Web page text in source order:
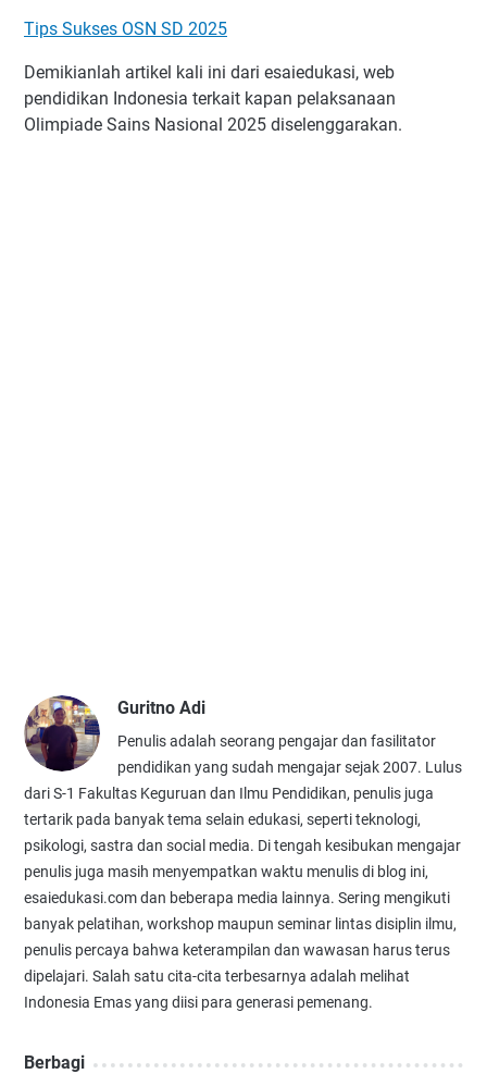
Tips Sukses OSN SD 2025
Demikianlah artikel kali ini dari esaiedukasi, web
pendidikan Indonesia terkait kapan pelaksanaan
Olimpiade Sains Nasional 2025 diselenggarakan.
Guritno Adi
Penulis adalah seorang pengajar dan fasilitator
pendidikan yang sudah mengajar sejak 2007. Lulus
dari S-1 Fakultas Keguruan dan Ilmu Pendidikan, penulis juga
tertarik pada banyak tema selain edukasi, seperti teknologi,
psikologi, sastra dan social media. Di tengah kesibukan mengajar
penulis juga masih menyempatkan waktu menulis di blog ini,
esaiedukasi.com dan beberapa media lainnya. Sering mengikuti
banyak pelatihan, workshop maupun seminar lintas disiplin ilmu,
penulis percaya bahwa keterampilan dan wawasan harus terus
dipelajari. Salah satu cita-cita terbesarnya adalah melihat
Indonesia Emas yang diisi para generasi pemenang.
Berbagi